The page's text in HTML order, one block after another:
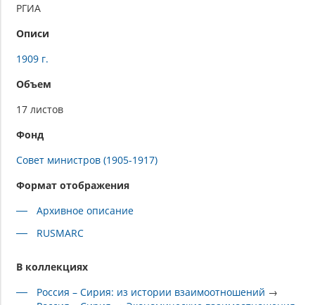
РГИА
Описи
1909 г.
Объем
17 листов
Фонд
Совет министров (1905-1917)
Формат отображения
Архивное описание
RUSMARC
В коллекциях
Россия – Сирия: из истории взаимоотношений →